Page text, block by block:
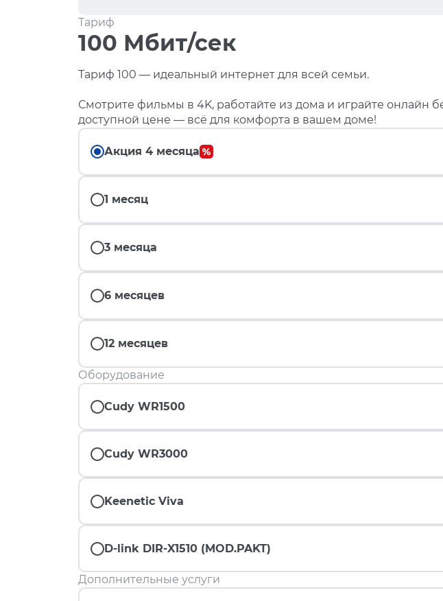
Тариф
100 Мбит/сек
Тариф 100 — идеальный интернет для всей семьи.
Смотрите фильмы в 4K, работайте из дома и играйте онлайн
доступной цене — всё для комфорта в вашем доме!
Акция 4 месяца
1 месяц
3 месяца
6 месяцев
12 месяцев
Оборудование
Cudy WR1500
Cudy WR3000
Keenetic Viva
D-link DIR-X1510 (MOD.PAKT)
Дополнительные услуги